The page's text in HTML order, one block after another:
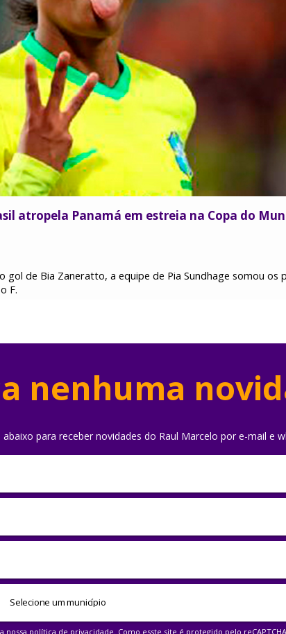
atropela Panamá em estreia na Copa do
de Bia Zaneratto, a equipe de Pia Sundhage somou os
F.
nenhuma
para receber novidades do Raul Marcelo por e-mail e
nossa política de privacidade . Como esste site é protegido pelo